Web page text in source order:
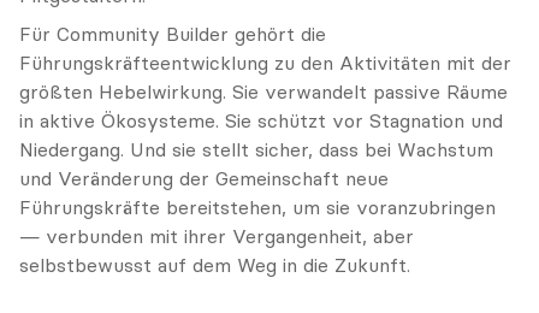
Für Community Builder gehört die
Führungskräfteentwicklung zu den Aktivitäten mit der
größten Hebelwirkung. Sie verwandelt passive Räume
in aktive Ökosysteme. Sie schützt vor Stagnation und
Niedergang. Und sie stellt sicher, dass bei Wachstum
und Veränderung der Gemeinschaft neue
Führungskräfte bereitstehen, um sie voranzubringen
— verbunden mit ihrer Vergangenheit, aber
selbstbewusst auf dem Weg in die Zukunft.